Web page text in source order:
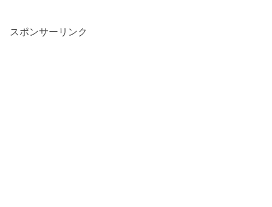
スポンサーリンク